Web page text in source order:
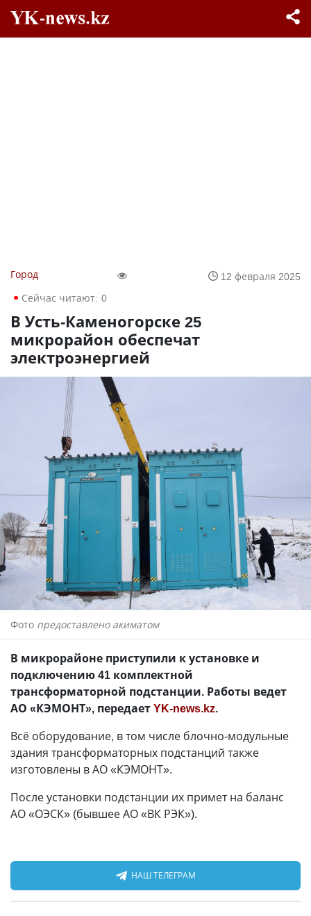
Город
12 февраля 2025
Сейчас читают: 0
В Усть-Каменогорске 25
микрорайон обеспечат
электроэнергией
Фото предоставлено акиматом
В микрорайоне приступили к установке и
подключению 41 комплектной
трансформаторной подстанции. Работы ведет
АО «КЭМОНТ», передаетYK-news.kz.
Всё оборудование, в том числе блочно-модульные
здания трансформаторных подстанций также
изготовлены в АО «КЭМОНТ».
После установки подстанции их примет на баланс
АО «ОЭСК» (бывшее АО «ВК РЭК»).
НАШ ТЕЛЕГРАМ